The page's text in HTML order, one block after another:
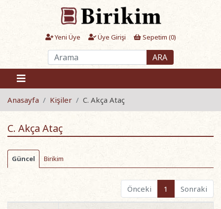
Yeni Üye Üye Girişi Sepetim (0)
ARA
Anasayfa Kişiler C. Akça Ataç
C. Akça Ataç
Güncel Birikim
Önceki 1 Sonraki